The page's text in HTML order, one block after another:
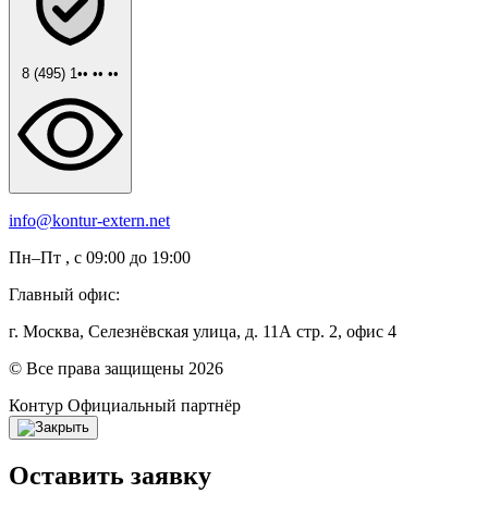
8 (495) 1•• •• ••
info@kontur-extern.net
Пн–Пт , с 09:00 до 19:00
Главный офис:
г. Москва, Селезнёвская улица, д. 11А стр. 2, офис 4
© Все права защищены 2026
Контур Официальный партнёр
Оставить заявку